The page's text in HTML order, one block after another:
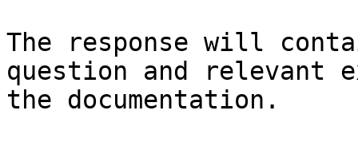
The response will
question and relevant
the documentation.